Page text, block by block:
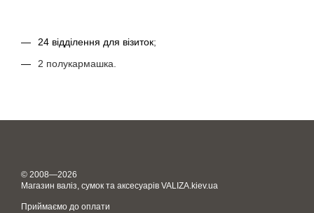
24 відділення для візиток;
2 полукармашка.
© 2008—2026
Магазин валіз, сумок та аксесуарів VALIZA.kiev.ua
Приймаємо до оплати